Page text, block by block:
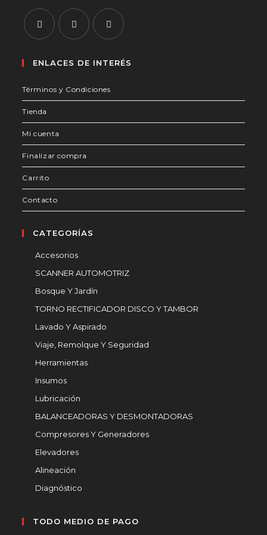
abre
una
pestaña
abre
una
pestaña
abre
una
pestaña
ENLACES DE INTERÉS
Términos y Condiciones
Tienda
Mi cuenta
Finalizar compra
Carrito
Contacto
CATEGORÍAS
Accesorios
SCANNER AUTOMOTRIZ
Bosque Y Jardín
TORNO RECTIFICADOR DISCO Y TAMBOR
Lavado Y Aspirado
Viaje, Remolque Y Seguridad
Herramientas
Insumos
Lubricación
BALANCEADORAS Y DESMONTADORAS
Compresores Y Generadores
Elevadores
Alineación
Diagnóstico
TODO MEDIO DE PAGO